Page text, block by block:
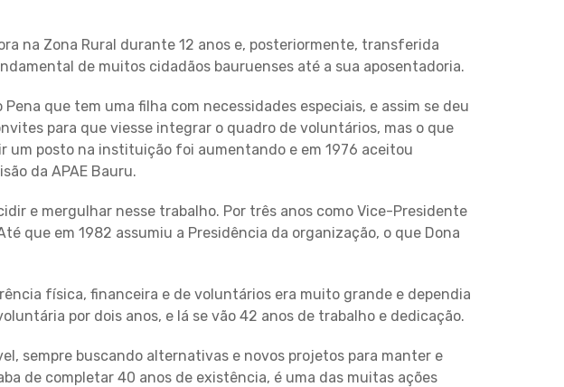
na Zona Rural durante 12 anos e, posteriormente, transferida
de muitos cidadãos bauruenses até a sua aposentadoria.
que tem uma filha com necessidades especiais, e assim se deu
para que viesse integrar o quadro de voluntários, mas o que
um posto na instituição foi aumentando e em 1976 aceitou
da APAE Bauru.
e mergulhar nesse trabalho. Por três anos como Vice-Presidente
que em 1982 assumiu a Presidência da organização, o que Dona
física, financeira e de voluntários era muito grande e dependia
por dois anos, e lá se vão 42 anos de trabalho e dedicação.
sempre buscando alternativas e novos projetos para manter e
de completar 40 anos de existência, é uma das muitas ações